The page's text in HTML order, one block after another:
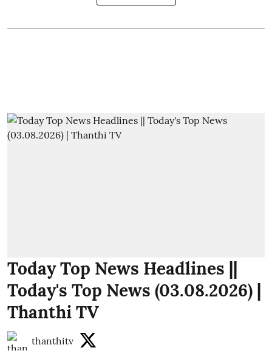
Today Top News Headlines ||
Today's Top News (03.08.2026) |
Thanthi TV
thanthitv